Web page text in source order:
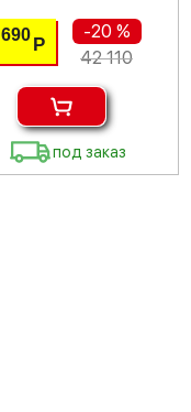
690 Р
-20 %
42 110
под заказ